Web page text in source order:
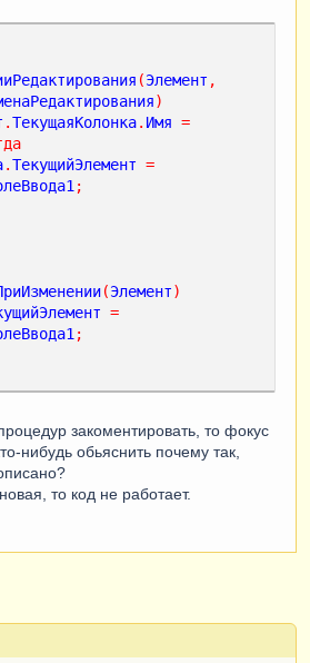
(Элемент ,
)
.ТекущаяКолонка. Имя =
.ТекущийЭлемент =
;
(Элемент)
=
;
закоментировать, то фокус
нибудь обьяснить почему так,
то код не работает.